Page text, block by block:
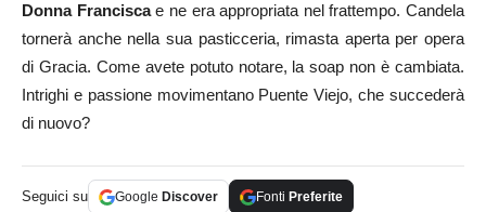
Donna Franciscae ne era appropriata nel frattempo. Candela
tornerà anche nella sua pasticceria, rimasta aperta per opera
di Gracia. Come avete potuto notare, la soap non è cambiata.
Intrighi e passione movimentano Puente Viejo, che succederà
di nuovo?
Seguici su Google Discover Fonti Preferite